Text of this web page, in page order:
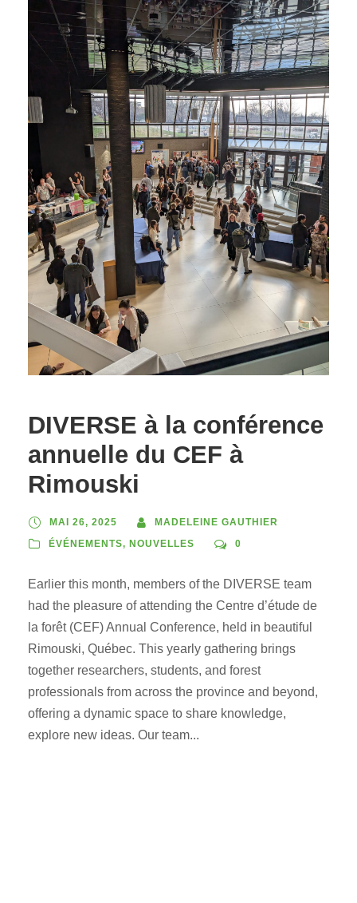
DIVERSE à la conférence
annuelle du CEF à
Rimouski
MAI 26, 2025
MADELEINE GAUTHIER
ÉVÉNEMENTS, NOUVELLES 0
Earlier this month, members of the DIVERSE team
had the pleasure of attending the Centre d’étude de
la forêt (CEF) Annual Conference, held in beautiful
Rimouski, Québec. This yearly gathering brings
together researchers, students, and forest
professionals from across the province and beyond,
offering a dynamic space to share knowledge,
explore new ideas. Our team...